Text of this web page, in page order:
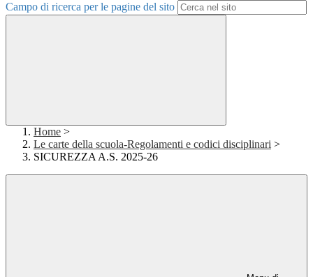
Campo di ricerca per le pagine del sito
Home >
Le carte della scuola-Regolamenti e codici disciplinari >
SICUREZZA A.S. 2025-26